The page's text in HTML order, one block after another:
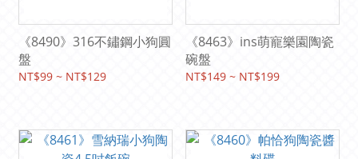
《8490》316不鏽鋼小狗圓
盤
NT$99 ~ NT$129
《8463》ins萌寵樂園陶瓷
碗盤
NT$149 ~ NT$199